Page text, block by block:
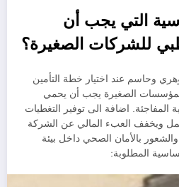
التي يجب أن
للشركات الصغيرة؟
وحاسم عند اختيار خطة التأمين
للمؤسسات الصغيرة يجب أن يحمي
المفاجئة. اضافة الى توفير التغطيات
ويخفف العبء المالي عن الشركة
بالأمان الصحي داخل بيئة
المطلوبة: